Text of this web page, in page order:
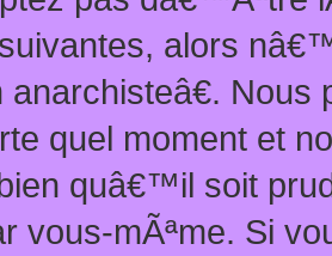
alors
quel moment et
quâ€™il soit
vous-mÃªme. Si